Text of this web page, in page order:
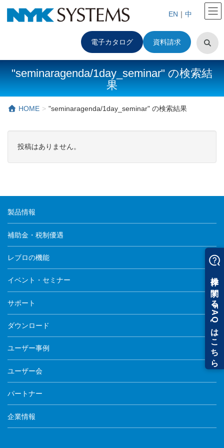
EN ｜ 中
電子カタログ 資料請求
"seminaragenda/1day_seminar" の検索結
果
HOME "seminaragenda/1day_seminar" の検索結果
投稿はありません。
製品情報
補助金・税制優遇
レブロの機能
イベント・セミナー
サポート
ダウンロード
ユーザー事例
ユーザー会
パートナー
企業情報